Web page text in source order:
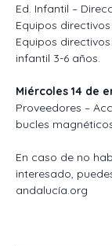
Ed. Infantil –
Equipos directivos
Equipos directivos
infantil 3-6 años.
Miércoles 14 de
Proveedores –
bucles
En caso de no
interesado,
andalucía.org